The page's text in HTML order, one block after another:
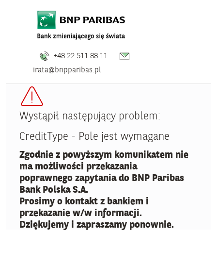
+48 22 511 88 11
irata@bnpparibas.pl
Wystąpił następujący problem:
CreditType - Pole jest wymagane
Zgodnie z powyższym komunikatem nie
ma możliwości przekazania
poprawnego zapytania do BNP Paribas
Bank Polska S.A.
Prosimy o kontakt z bankiem i
przekazanie w/w informacji.
Dziękujemy i zapraszamy ponownie.